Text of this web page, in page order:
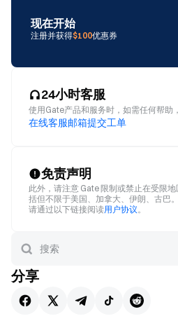
现在开始
注册并获得$100优惠券
24小时客服
使用Gate产品和服务时，如需任何帮助
在线客服邮箱提交工单
免责声明
此外，请注意 Gate 限制或禁止在受限
括但不限于美国、加拿大、伊朗、古巴
请通过以下链接阅读用户协议。
分享